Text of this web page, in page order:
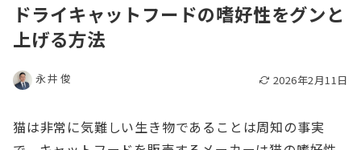
ドライキャットフードの嗜好性をグンと
上げる方法
2026年2月11日
永井 俊
猫は非常に気難しい生き物であることは周知の事実